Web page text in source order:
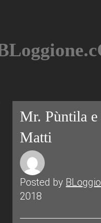
Mr. Pùntila
Matti
Posted by
2018